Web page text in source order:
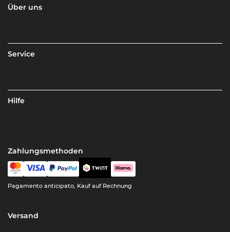
Über uns
Service
Hilfe
Zahlungsmethoden
Pagamento anticipato, Kauf auf Rechnung
Versand